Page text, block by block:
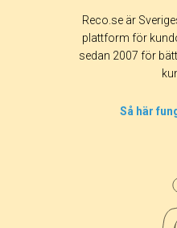
Reco.se är
plattform för
sedan 2007 för
Så här